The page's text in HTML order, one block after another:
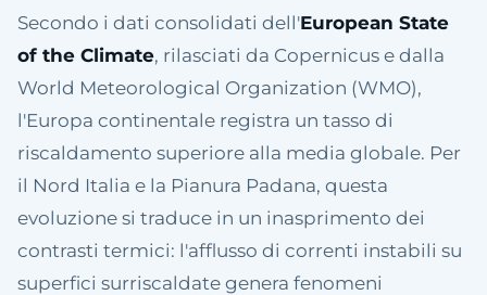
Secondo i dati consolidati dell'European State
of the Climate, rilasciati da Copernicus e dalla
World Meteorological Organization (WMO),
l'Europa continentale registra un tasso di
riscaldamento superiore alla media globale. Per
il Nord Italia e la Pianura Padana, questa
evoluzione si traduce in un inasprimento dei
contrasti termici: l'afflusso di correnti instabili su
superfici surriscaldate genera fenomeni